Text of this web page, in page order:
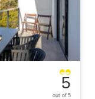
5
out of 5